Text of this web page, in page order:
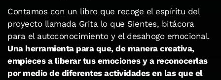
Contamos con un libro que recoge el espíritu del
proyecto llamada Grita lo que Sientes, bitácora
para el autoconocimiento y el desahogo emocional.
Una herramienta para que, de manera creativa,
empieces a liberar tus emociones y a reconocerlas
por medio de diferentes actividades en las que el